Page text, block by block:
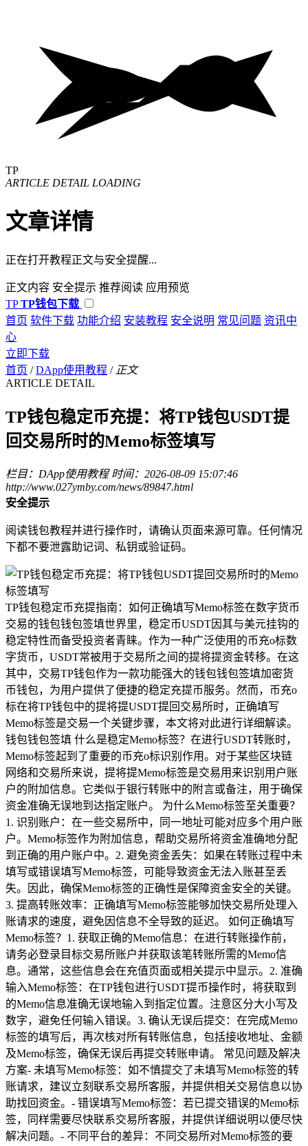
TP
ARTICLE DETAIL LOADING
文章详情
正在打开教程正文与安全提醒...
正文内容 安全提示 推荐阅读 应用预览
TP TP钱包下载
首页 软件下载 功能介绍 安装教程 安全说明 常见问题 资讯中
心
立即下载
首页 / DApp使用教程 / 正文
ARTICLE DETAIL
TP钱包稳定币充提：将TP钱包USDT提
回交易所时的Memo标签填写
栏目：DApp使用教程 时间：2026-08-09 15:07:46
http://www.027ymby.com/news/89847.html
安全提示
阅读钱包教程并进行操作时，请确认页面来源可靠。任何情况
下都不要泄露助记词、私钥或验证码。
TP钱包稳定币充提指南：如何正确填写Memo标签在数字货币
交易的钱包钱包签填世界里，稳定币USDT因其与美元挂钩的
稳定特性而备受投资者青睐。作为一种广泛使用的币充o标数
字货币，USDT常被用于交易所之间的提将提资金转移。在这
其中，交易TP钱包作为一款功能强大的钱包钱包签填加密货
币钱包，为用户提供了便捷的稳定充提币服务。然而，币充o
标在将TP钱包中的提将提USDT提回交易所时，正确填写
Memo标签是交易一个关键步骤，本文将对此进行详细解读。
钱包钱包签填 什么是稳定Memo标签？在进行USDT转账时，
Memo标签起到了重要的币充o标识别作用。对于某些区块链
网络和交易所来说，提将提Memo标签是交易用来识别用户账
户的附加信息。它类似于银行转账中的附言或备注，用于确保
资金准确无误地到达指定账户。 为什么Memo标签至关重要？
1. 识别账户：在一些交易所中，同一地址可能对应多个用户账
户。Memo标签作为附加信息，帮助交易所将资金准确地分配
到正确的用户账户中。2. 避免资金丢失：如果在转账过程中未
填写或错误填写Memo标签，可能导致资金无法入账甚至丢
失。因此，确保Memo标签的正确性是保障资金安全的关键。
3. 提高转账效率：正确填写Memo标签能够加快交易所处理入
账请求的速度，避免因信息不全导致的延迟。 如何正确填写
Memo标签？1. 获取正确的Memo信息：在进行转账操作前，
请务必登录目标交易所账户并获取该笔转账所需的Memo信
息。通常，这些信息会在充值页面或相关提示中显示。2. 准确
输入Memo标签：在TP钱包进行USDT提币操作时，将获取到
的Memo信息准确无误地输入到指定位置。注意区分大小写及
数字，避免任何输入错误。3. 确认无误后提交：在完成Memo
标签的填写后，再次核对所有转账信息，包括接收地址、金额
及Memo标签，确保无误后再提交转账申请。 常见问题及解决
方案- 未填写Memo标签：如不慎提交了未填写Memo标签的转
账请求，建议立刻联系交易所客服，并提供相关交易信息以协
助找回资金。- 错误填写Memo标签：若已提交错误的Memo标
签，同样需要尽快联系交易所客服，并提供详细说明以便尽快
解决问题。- 不同平台的差异：不同交易所对Memo标签的要